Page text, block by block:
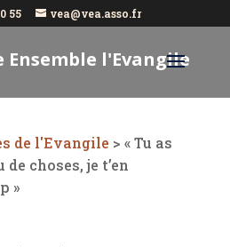
55 vea@vea.asso.fr
Ensemble l'Evangile
de l'Evangile > « Tu as
choses, je t’en
»